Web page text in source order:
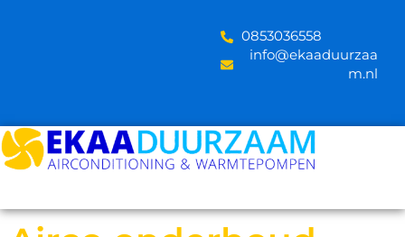
‪0853036558
info@ekaaduurzaa
m.nl